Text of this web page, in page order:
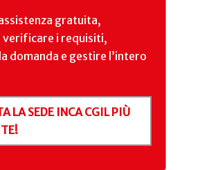
gratuita,
verificare i requisiti,
domanda e gestire l’intero
LA SEDE INCA CGIL PIÙ